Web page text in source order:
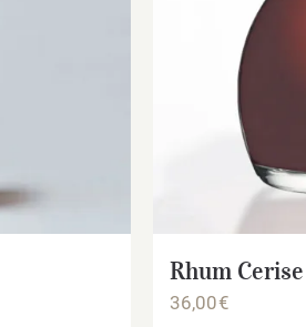
Rhum Cerise
36,00€